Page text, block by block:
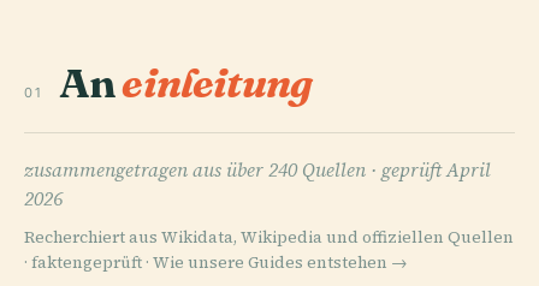
01 Aneinleitung
zusammengetragen aus über 240 Quellen · geprüft April
2026
Recherchiert aus Wikidata, Wikipedia und offiziellen Quellen
· faktengeprüft · Wie unsere Guides entstehen →